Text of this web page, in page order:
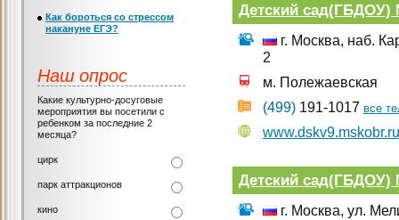
Детский сад(ГБДОУ)
г. Москва, наб.
2
м. Полежаевская
(499) 191-1017 все
www.dskv9.mskobr.ru
Детский сад(ГБДОУ)
г. Москва, ул.
Как бороться со стрессом
накануне ЕГЭ?
Наш опрос
Какие культурно-досуговые
мероприятия вы посетили с
ребенком за последние 2
месяца?
цирк
парк аттракционов
кино